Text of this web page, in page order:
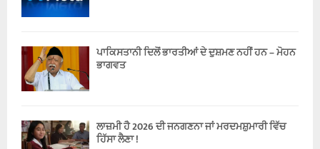
ਪਾਕਿਸਤਾਨੀ ਦਿਲੋਂ ਭਾਰਤੀਆਂ ਦੇ ਦੁਸ਼ਮਣ ਨਹੀਂ ਹਨ – ਮੋਹਨ
ਭਾਗਵਤ
ਲਾਜ਼ਮੀ ਹੈ 2026 ਦੀ ਜਨਗਣਨਾ ਜਾਂ ਮਰਦਮਸ਼ੁਮਾਰੀ ਵਿੱਚ
ਹਿੱਸਾ ਲੈਣਾ !